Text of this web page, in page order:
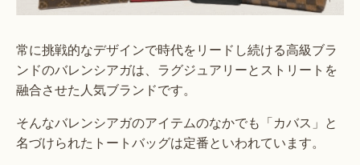
常に挑戦的なデザインで時代をリードし続ける高級ブラ
ンドのバレンシアガは、ラグジュアリーとストリートを
融合させた人気ブランドです。
そんなバレンシアガのアイテムのなかでも「カバス」と
名づけられたトートバッグは定番といわれています。